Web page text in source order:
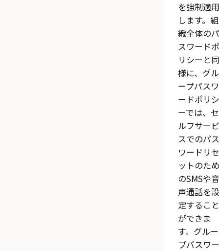
を強制適用
します。組
織全体のパ
スワードポ
リシーと同
様に、グル
ープパスワ
ードポリシ
ーでは、セ
ルフサービ
スでのパス
ワードリセ
ットのため
のSMSや音
声通話を設
定すること
ができま
す。グルー
プパスワー